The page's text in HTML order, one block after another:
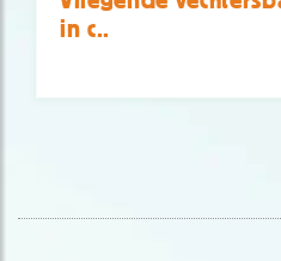
in c..